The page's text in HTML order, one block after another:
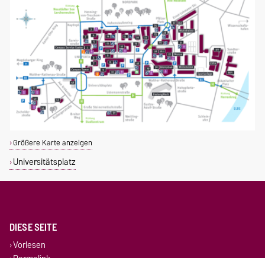
Größere Karte anzeigen
Universitätsplatz
DIESE SEITE
Vorlesen